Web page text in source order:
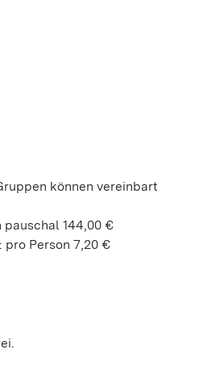
können vereinbart
pauschal 144,00 €
pro Person 7,20 €